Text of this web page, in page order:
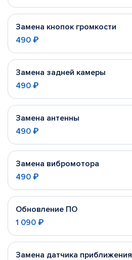
Замена кнопок громкости
490 ₽
Замена задней камеры
490 ₽
Замена антенны
490 ₽
Замена вибромотора
490 ₽
Обновление ПО
1 090 ₽
Замена датчика приближения